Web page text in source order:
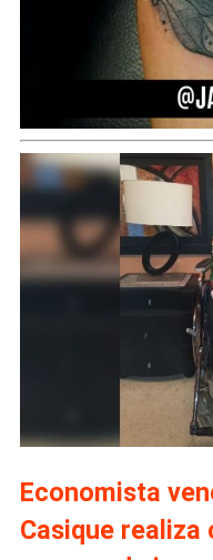
Economista
Casique